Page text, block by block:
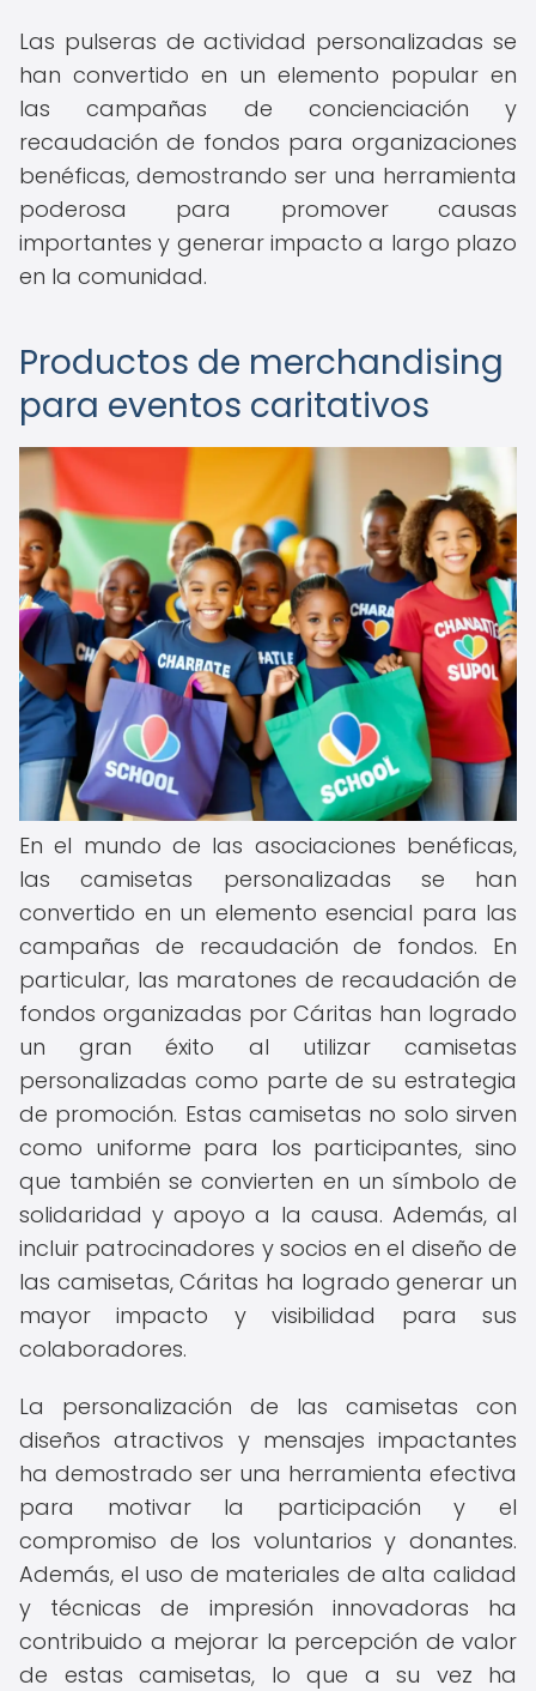
Las pulseras de actividad personalizadas se
han convertido en un elemento popular en
las campañas de concienciación y
recaudación de fondos para organizaciones
benéficas, demostrando ser una herramienta
poderosa para promover causas
importantes y generar impacto a largo plazo
en la comunidad.
Productos de merchandising
para eventos caritativos
En el mundo de las asociaciones benéficas,
las camisetas personalizadas se han
convertido en un elemento esencial para las
campañas de recaudación de fondos. En
particular, las maratones de recaudación de
fondos organizadas por Cáritas han logrado
un gran éxito al utilizar camisetas
personalizadas como parte de su estrategia
de promoción. Estas camisetas no solo sirven
como uniforme para los participantes, sino
que también se convierten en un símbolo de
solidaridad y apoyo a la causa. Además, al
incluir patrocinadores y socios en el diseño de
las camisetas, Cáritas ha logrado generar un
mayor impacto y visibilidad para sus
colaboradores.
La personalización de las camisetas con
diseños atractivos y mensajes impactantes
ha demostrado ser una herramienta efectiva
para motivar la participación y el
compromiso de los voluntarios y donantes.
Además, el uso de materiales de alta calidad
y técnicas de impresión innovadoras ha
contribuido a mejorar la percepción de valor
de estas camisetas, lo que a su vez ha